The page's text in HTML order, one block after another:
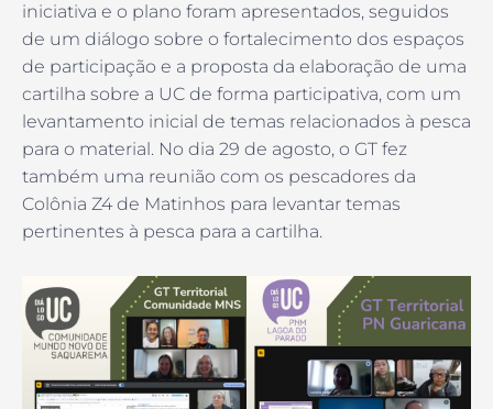
iniciativa e o plano foram apresentados, seguidos
de um diálogo sobre o fortalecimento dos espaços
de participação e a proposta da elaboração de uma
cartilha sobre a UC de forma participativa, com um
levantamento inicial de temas relacionados à pesca
para o material. No dia 29 de agosto, o GT fez
também uma reunião com os pescadores da
Colônia Z4 de Matinhos para levantar temas
pertinentes à pesca para a cartilha.